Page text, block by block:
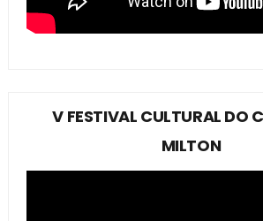
V FESTIVAL CULTURAL DO
MILTON